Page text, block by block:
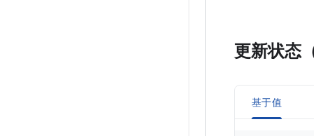
更新状态
基于值